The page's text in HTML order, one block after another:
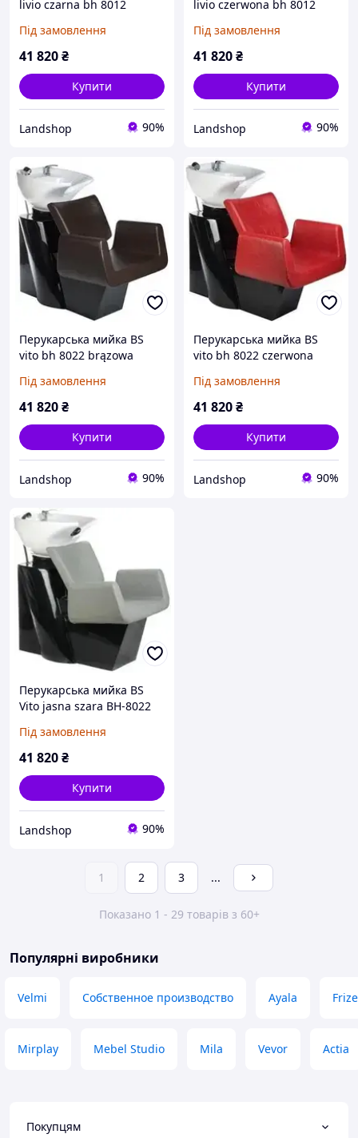
livio czarna bh 8012
Під замовлення
41 820₴
Купити
Landshop 90%
livio czerwona bh 8012
Під замовлення
41 820₴
Купити
Landshop 90%
Перукарська мийка BS
vito bh 8022 brązowa
Під замовлення
41 820₴
Купити
Landshop 90%
Перукарська мийка BS
vito bh 8022 czerwona
Під замовлення
41 820₴
Купити
Landshop 90%
Перукарська мийка BS
Vito jasna szara BH-8022
Під замовлення
41 820₴
Купити
Landshop 90%
1 2 3 ...
Показано 1 - 29 товарів з 60+
Популярні виробники
Velmi Собственное производство Ayala
Mirplay Mebel Studio Mila Vevor Actia
Покупцям